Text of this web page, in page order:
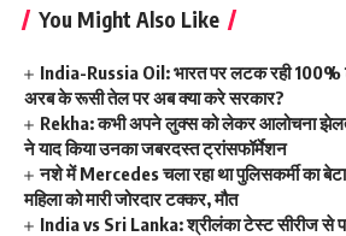
You Might Also Like
India-Russia Oil: भारत पर लटक रही 100%
अरब के रूसी तेल पर अब क्या करे सरकार?
Rekha: कभी अपने लुक्स को लेकर आलोचना
ने याद किया उनका जबरदस्त ट्रांसफॉर्मेशन
नशे में Mercedes चला रहा था पुलिसकर्मी का
महिला को मारी जोरदार टक्कर, मौत
India vs Sri Lanka: श्रीलंका टेस्ट सीरीज से